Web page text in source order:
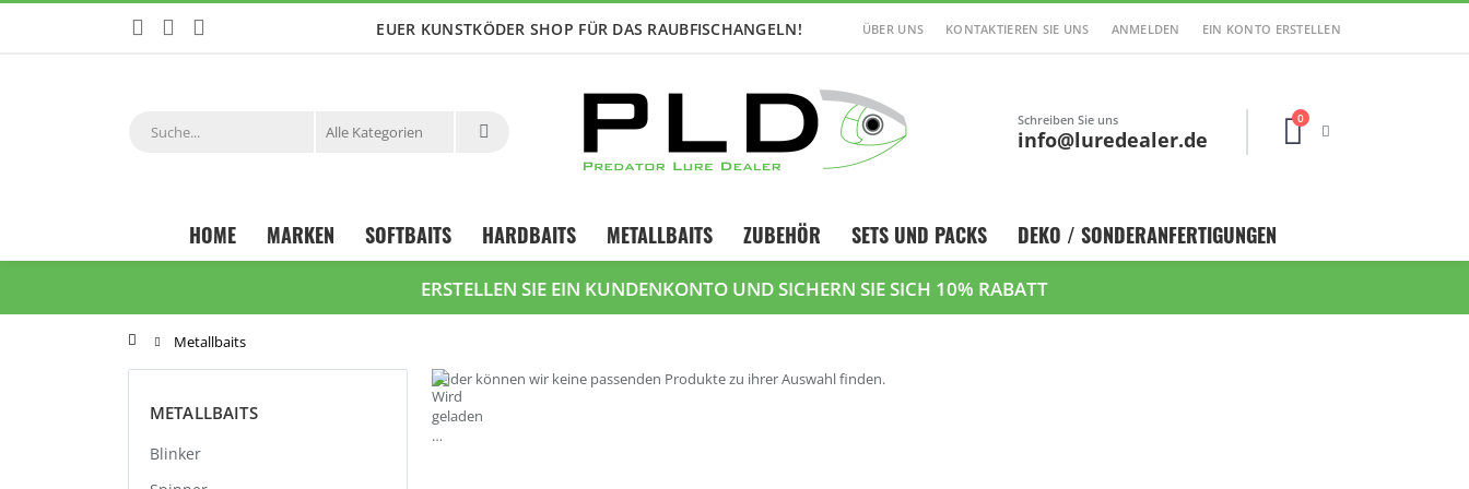
Zum
Inhalt
EUER KUNSTKÖDER SHOP FÜR DAS RAUBFISCHANGELN! ÜBER UNS KONTAKTIEREN SIE UNS ANMELDEN EIN KONTO ERSTELLEN
Cart
0
Schreiben Sie uns
info@luredealer.de
HOME MARKEN SOFTBAITS HARDBAITS METALLBAITS ZUBEHÖR SETS UND PACKS DEKO / SONDERANFERTIGUNGEN
ERSTELLEN SIE EIN KUNDENKONTO UND SICHERN SIE SICH 10% RABATT
Startseite
Metallbaits
Leider können wir keine passenden Produkte zu ihrer Auswahl finden.
METALLBAITS
Blinker